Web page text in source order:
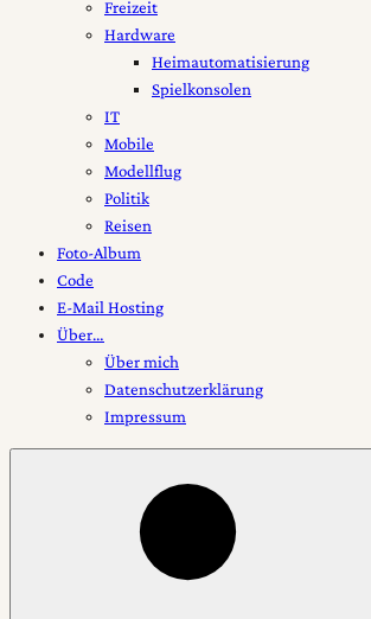
Freizeit
Hardware
Heimautomatisierung
Spielkonsolen
IT
Mobile
Modellflug
Politik
Reisen
Foto-Album
Code
E-Mail Hosting
Über…
Über mich
Datenschutzerklärung
Impressum